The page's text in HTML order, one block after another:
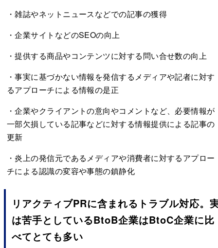
・雑誌やネットニュースなどでの記事の獲得
・企業サイトなどのSEOの向上
・提供する商品やコンテンツに対する問い合せ数の向上
・事実に基づかない情報を発信するメディアや記者に対す
るアプローチによる情報の是正
・企業やクライアントの意向やコメントなど、必要情報が
一部欠損している記事などに対する情報提供による記事の
更新
・炎上の発信元であるメディアや消費者に対するアプロー
チによる認識の変容や事態の鎮静化
リアクティブPRに含まれるトラブル対応。
は苦手としているBtoB企業はBtoC企業に比
べてとても多い